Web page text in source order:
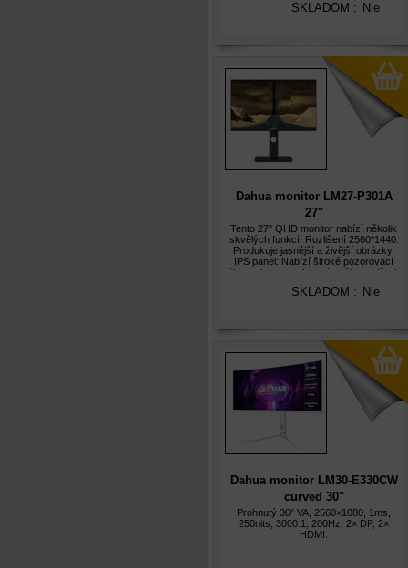
SKLADOM : Nie
Dahua monitor LM27-P301A
27"
IPS/2560×1440/5ms/350nits/
černý
Tento 27'' QHD monitor nabízí několik
skvělých funkcí: Rozlišení 2560*1440:
Produkuje jasnější a živější obrázky.
IPS panel: Nabízí široké pozorovací
úhly s designem bez rámečku na třech
pozorovací úhel: Zajišťuje c
SKLADOM : Nie
Dahua monitor LM30-E330CW
curved 30"
VA/2560x1080/1ms/250nits/
Prohnutý 30” VA, 2560×1080, 1ms,
250nits, 3000:1, 200Hz, 2× DP, 2×
HDMI.